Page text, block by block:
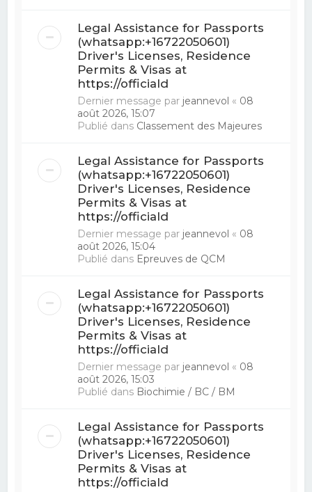
Legal Assistance for Passports
(whatsapp:+16722050601)
Driver's Licenses, Residence
Permits & Visas at
https://officiald
Dernier message par jeannevol « 08
août 2026, 15:07
Publié dans Classement des Majeures
Legal Assistance for Passports
(whatsapp:+16722050601)
Driver's Licenses, Residence
Permits & Visas at
https://officiald
Dernier message par jeannevol « 08
août 2026, 15:04
Publié dans Epreuves de QCM
Legal Assistance for Passports
(whatsapp:+16722050601)
Driver's Licenses, Residence
Permits & Visas at
https://officiald
Dernier message par jeannevol « 08
août 2026, 15:03
Publié dans Biochimie / BC / BM
Legal Assistance for Passports
(whatsapp:+16722050601)
Driver's Licenses, Residence
Permits & Visas at
https://officiald